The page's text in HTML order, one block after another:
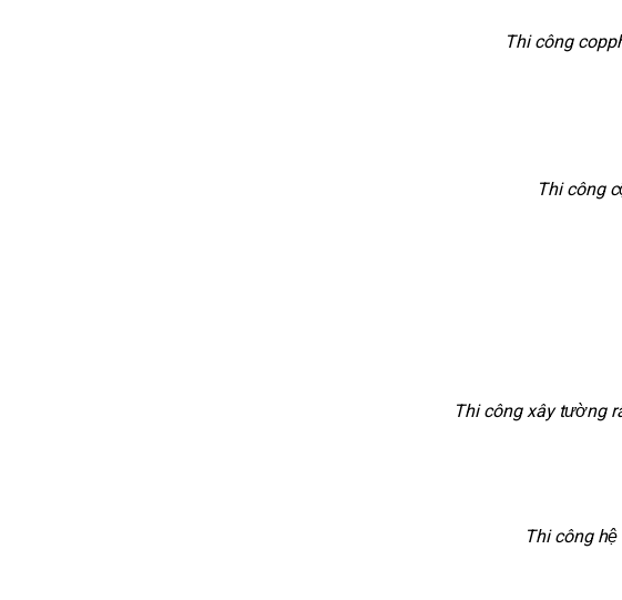
Thi công
Thi công
Thi công xây tường
Thi công